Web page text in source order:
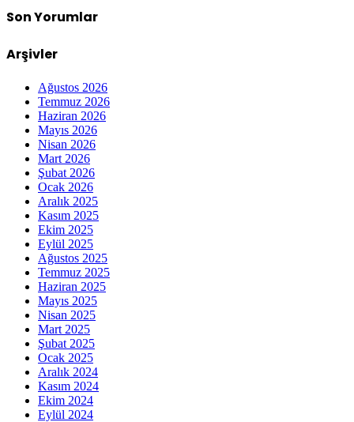
Son Yorumlar
Arşivler
Ağustos 2026
Temmuz 2026
Haziran 2026
Mayıs 2026
Nisan 2026
Mart 2026
Şubat 2026
Ocak 2026
Aralık 2025
Kasım 2025
Ekim 2025
Eylül 2025
Ağustos 2025
Temmuz 2025
Haziran 2025
Mayıs 2025
Nisan 2025
Mart 2025
Şubat 2025
Ocak 2025
Aralık 2024
Kasım 2024
Ekim 2024
Eylül 2024